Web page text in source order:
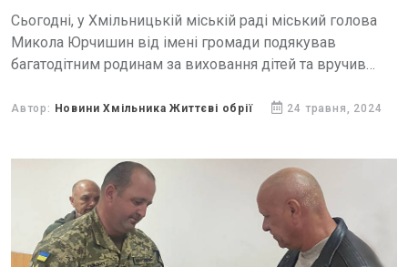
Сьогодні, у Хмільницькій міській раді міський голова
Микола Юрчишин від імені громади подякував
багатодітним родинам за виховання дітей та вручив
Автор: Новини Хмільника Життєві обрії 24 травня, 2024